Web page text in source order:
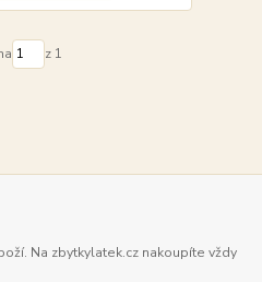
z 1
Na zbytkylatek.cz nakoupíte vždy